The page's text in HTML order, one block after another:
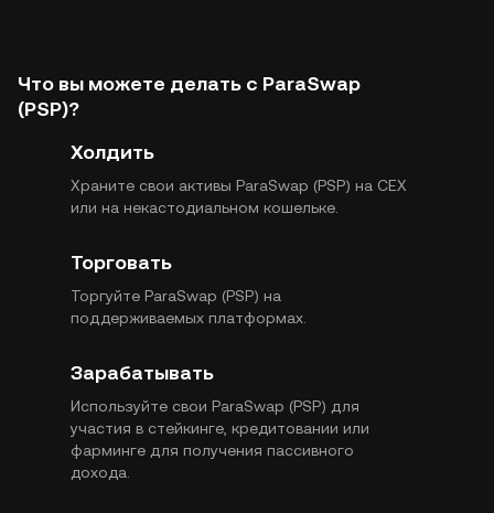
Что вы можете делать с ParaSwap
(PSP)?
Холдить
Храните свои активы ParaSwap (PSP) на CEX
или на некастодиальном кошельке.
Торговать
Торгуйте ParaSwap (PSP) на
поддерживаемых платформах.
Зарабатывать
Используйте свои ParaSwap (PSP) для
участия в стейкинге, кредитовании или
фарминге для получения пассивного
дохода.